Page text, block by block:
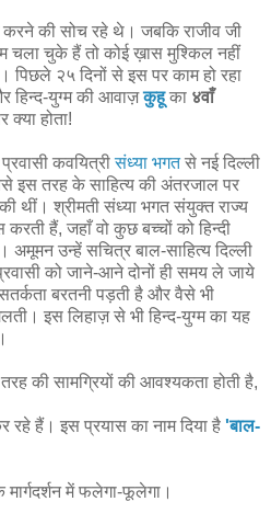
की सोच रहे थे। जबकि राजीव जी
चला चुके हैं तो कोई ख़ास मुश्किल नहीं
२५ दिनों से इस पर काम हो रहा
हिन्द-युग्म की आवाज़कुहूका ४वाँ
होता!
कवयित्रीसंध्या भगतसे नई दिल्ली
इस तरह के साहित्य की अंतरजाल पर
थीं। श्रीमती संध्या भगत संयुक्त राज्य
हैं, जहाँ वो कुछ बच्चों को हिन्दी
अमूमन उन्हें सचित्र बाल-साहित्य दिल्ली
को जाने-आने दोनों ही समय ले जाये
बरतनी पड़ती है और वैसे भी
इस लिहाज़ से भी हिन्द-युग्म का यह
तरह की सामग्रियों की आवश्यकता होती है,
हैं। इस प्रयास का नाम दिया है 'बाल-
में फलेगा-फूलेगा।